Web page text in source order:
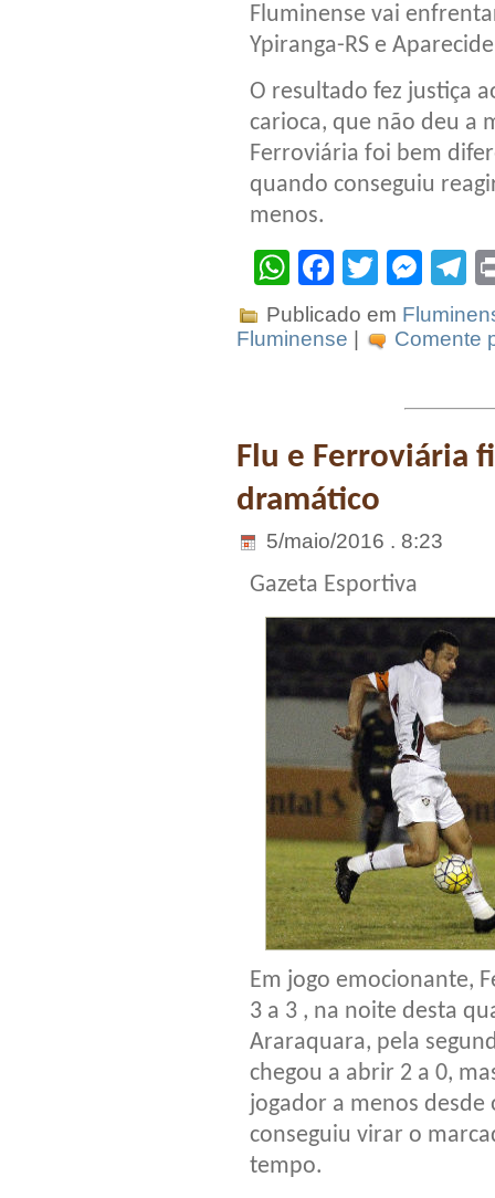
Fluminense vai
Ypiranga-RS e
O resultado fez justiça
carioca, que não deu a
Ferroviária foi bem
quando conseguiu
menos.
WhatsApp
Facebook
Twitter
Publicado em
Fluminense
Comente
Flu e Ferroviária
dramático
5/maio/2016 . 8:23
Gazeta Esportiva
Em jogo emocionante,
3 a 3 , na noite desta
Araraquara, pela
chegou a abrir 2 a 0,
jogador a menos
conseguiu virar o
tempo.